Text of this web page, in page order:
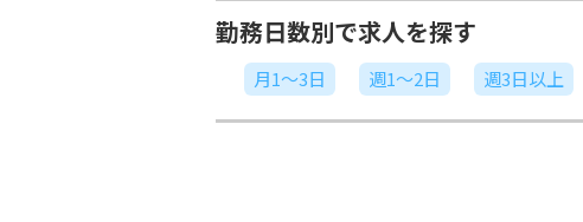
勤務日数別で求人を探す
月1～3日 週1～2日 週3日以上